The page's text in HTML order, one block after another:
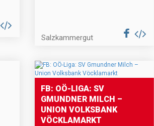
Salzkammergut
FB: OÖ-LIGA: SV
GMUNDNER MILCH –
UNION VOLKSBANK
VÖCKLAMARKT